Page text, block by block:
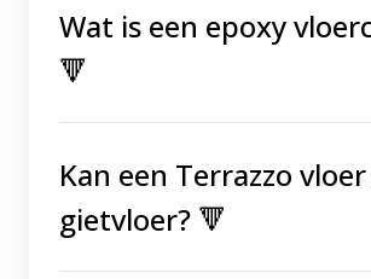
Wat is een epoxy
🔻
Kan een Terrazzo
gietvloer? 🔻